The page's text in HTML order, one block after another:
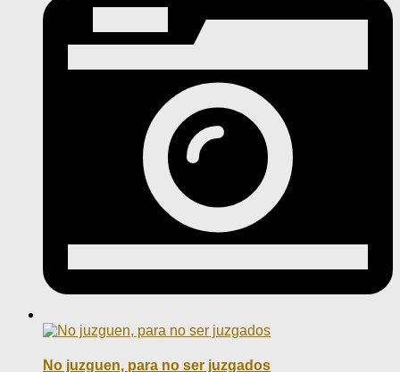
No juzguen, para no ser juzgados